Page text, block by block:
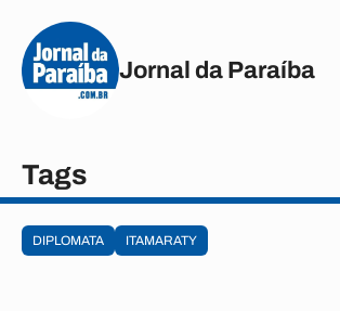
Jornal da Paraíba
Tags
DIPLOMATA ITAMARATY